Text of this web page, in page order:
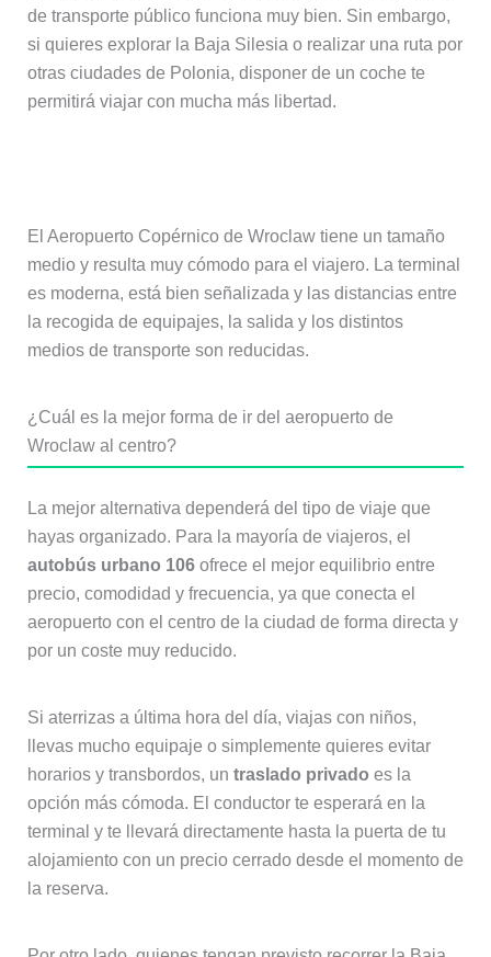
de transporte público funciona muy bien. Sin embargo,
si quieres explorar la Baja Silesia o realizar una ruta por
otras ciudades de Polonia, disponer de un coche te
permitirá viajar con mucha más libertad.
El Aeropuerto Copérnico de Wroclaw tiene un tamaño
medio y resulta muy cómodo para el viajero. La terminal
es moderna, está bien señalizada y las distancias entre
la recogida de equipajes, la salida y los distintos
medios de transporte son reducidas.
¿Cuál es la mejor forma de ir del aeropuerto de
Wroclaw al centro?
La mejor alternativa dependerá del tipo de viaje que
hayas organizado. Para la mayoría de viajeros, el
autobús urbano 106ofrece el mejor equilibrio entre
precio, comodidad y frecuencia, ya que conecta el
aeropuerto con el centro de la ciudad de forma directa y
por un coste muy reducido.
Si aterrizas a última hora del día, viajas con niños,
llevas mucho equipaje o simplemente quieres evitar
horarios y transbordos, un traslado privado es la
opción más cómoda. El conductor te esperará en la
terminal y te llevará directamente hasta la puerta de tu
alojamiento con un precio cerrado desde el momento de
la reserva.